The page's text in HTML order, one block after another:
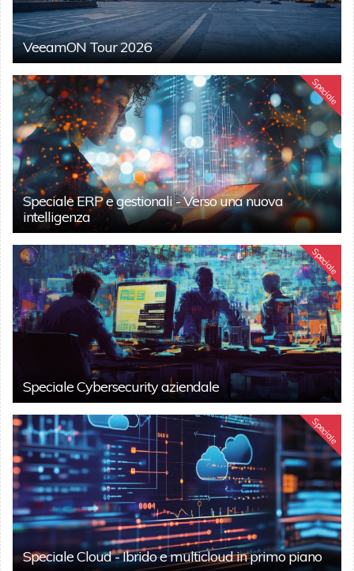
VeeamON Tour 2026
Speciale
Speciale ERP e gestionali - Verso una nuova
intelligenza
Speciale
Speciale Cybersecurity aziendale
Speciale
Speciale Cloud - Ibrido e multicloud in primo piano